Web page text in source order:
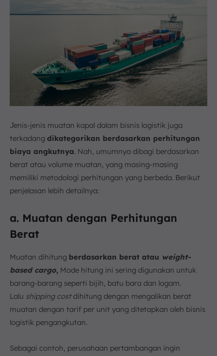
Jenis-jenis muatan kapal dalam bisnis logistik juga
terkadang dikategorikan berdasarkan perhitungan
biaya angkutnya. Nah, umumnya dibagi berdasarkan
berat atau volume muatan, yang masing-masing
memiliki metodologi perhitungan yang berbeda. Berikut
penjelasan lebih detailnya:
a. Muatan dengan Perhitungan
Berat
Muatan dihitung berdasarkan berat atau weight-
based cargo, Mode hitung ini sering digunakan untuk
barang-barang seperti bijih, batu bara dan logam.
Lalu shipping costdihitung dengan mengalikan berat
muatan dengan tarif per unit yang ditetapkan oleh bisnis
logistik pengangkutan.
Sebagai contoh, perusahaan pertambangan ingin